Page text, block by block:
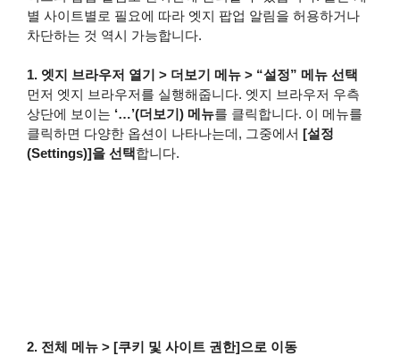
별 사이트별로 필요에 따라 엣지 팝업 알림을 허용하거나
차단하는 것 역시 가능합니다.
1. 엣지 브라우저 열기 > 더보기 메뉴 > “설정” 메뉴 선택
먼저 엣지 브라우저를 실행해줍니다. 엣지 브라우저 우측
상단에 보이는 ‘…’(더보기) 메뉴를 클릭합니다. 이 메뉴를
클릭하면 다양한 옵션이 나타나는데, 그중에서 [설정
(Settings)]을 선택합니다.
2. 전체 메뉴 > [쿠키 및 사이트 권한]으로 이동